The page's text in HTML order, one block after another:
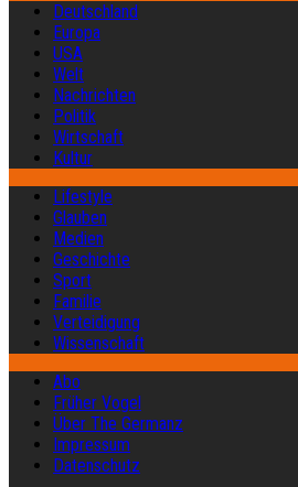
Deutschland
Europa
USA
Welt
Nachrichten
Politik
Wirtschaft
Kultur
Lifestyle
Glauben
Medien
Geschichte
Sport
Familie
Verteidigung
Wissenschaft
Abo
Früher Vogel
Über The Germanz
Impressum
Datenschutz